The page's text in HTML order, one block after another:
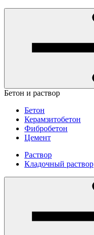
Бетон и раствор
Бетон
Керамзитобетон
Фибробетон
Цемент
Раствор
Кладочный раствор